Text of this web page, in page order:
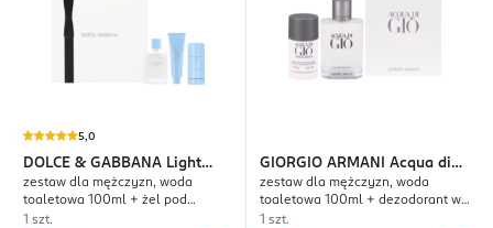
5,0
DOLCE & GABBANA Light
Blue
zestaw dla mężczyzn, woda
toaletowa 100ml + żel pod
prysznic 50ml + dezodorant w
1 szt.
GIORGIO ARMANI
Acqua di
Gio
zestaw dla mężczyzn, woda
toaletowa 100ml + dezodorant w
sztyfcie 75g
1 szt.